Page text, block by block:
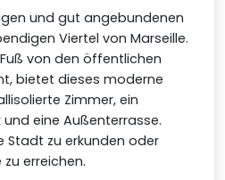
und gut angebundenen
Viertel von Marseille.
von den öffentlichen
bietet dieses moderne
Zimmer, ein
eine Außenterrasse.
Stadt zu erkunden oder
erreichen.